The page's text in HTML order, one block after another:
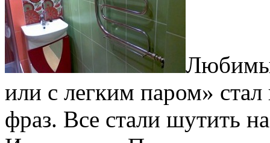
или с легким паром»
фраз. Все стали шутить